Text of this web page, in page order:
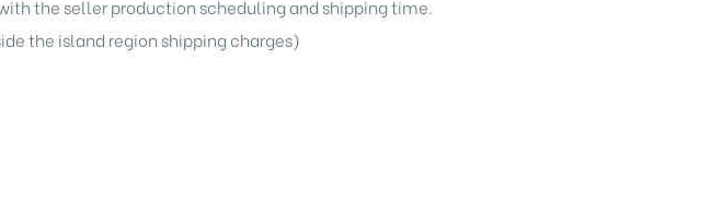
the seller production scheduling and shipping time.
the island region shipping charges)